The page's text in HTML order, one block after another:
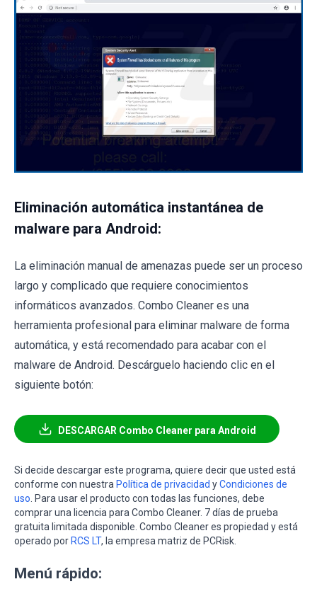
Eliminación automática instantánea de
malware para Android:
La eliminación manual de amenazas puede ser un proceso
largo y complicado que requiere conocimientos
informáticos avanzados. Combo Cleaner es una
herramienta profesional para eliminar malware de forma
automática, y está recomendado para acabar con el
malware de Android. Descárguelo haciendo clic en el
siguiente botón:
DESCARGAR Combo Cleaner para Android
Si decide descargar este programa, quiere decir que usted está
conforme con nuestra Política de privacidad yCondiciones de
uso . Para usar el producto con todas las funciones, debe
comprar una licencia para Combo Cleaner. 7 días de prueba
gratuita limitada disponible. Combo Cleaner es propiedad y está
operado por RCS LT, la empresa matriz de PCRisk.
Menú rápido: